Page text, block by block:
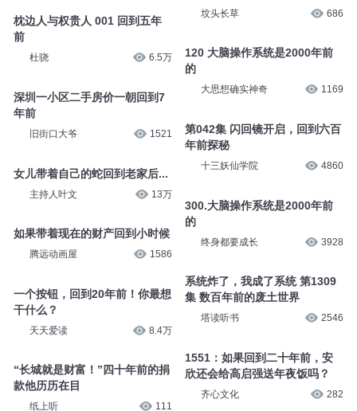
枕边人与权贵人 001 回到五年
前
杜骁 6.5万
深圳一小区二手房价一朝回到7
年前
旧街口大爷 1521
女儿带着自己的蛇回到老家后...
主持人叶文 13万
如果带着现在的财产回到小时候
腾远动画屋 1586
一个按钮，回到20年前！你最想
干什么？
天天爱读 8.4万
“长城就是财富！”四十年前的捐
款他历历在目
纸上听 111
坟头长草 686
120 大脑操作系统是2000年前
的
大思想确实神奇 1169
第042集 闪回镜开启，回到六百
年前探秘
十三妖仙学院 4860
300.大脑操作系统是2000年前
的
终身都要成长 3928
系统炸了，我成了系统 第1309
集 数百年前的废土世界
塔读听书 2546
1551：如果回到二十年前，安
欣还会给高启强送年夜饭吗？
齐心文化 282